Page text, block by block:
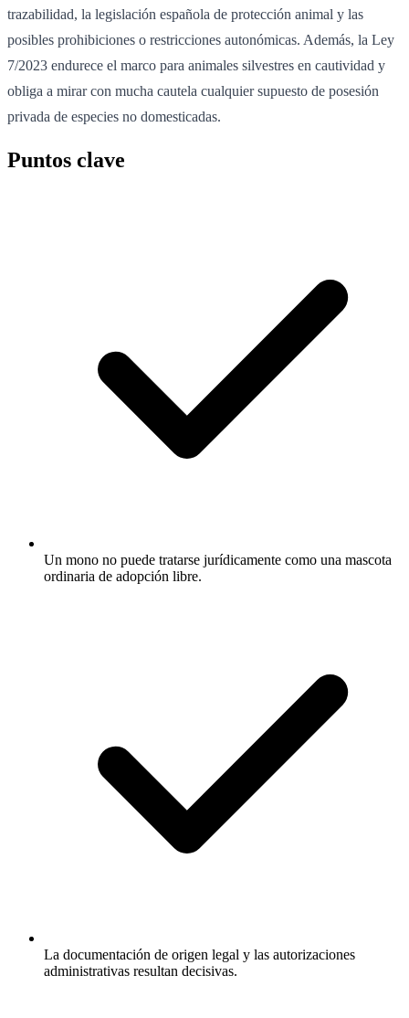
trazabilidad, la legislación española de protección animal y las
posibles prohibiciones o restricciones autonómicas. Además, la Ley
7/2023 endurece el marco para animales silvestres en cautividad y
obliga a mirar con mucha cautela cualquier supuesto de posesión
privada de especies no domesticadas.
Puntos clave
Un mono no puede tratarse jurídicamente como una mascota
ordinaria de adopción libre.
La documentación de origen legal y las autorizaciones
administrativas resultan decisivas.